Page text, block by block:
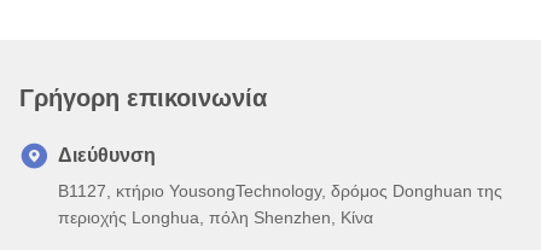
Γρήγορη επικοινωνία
Διεύθυνση
B1127, κτήριο YousongTechnology, δρόμος Donghuan της
περιοχής Longhua, πόλη Shenzhen, Κίνα